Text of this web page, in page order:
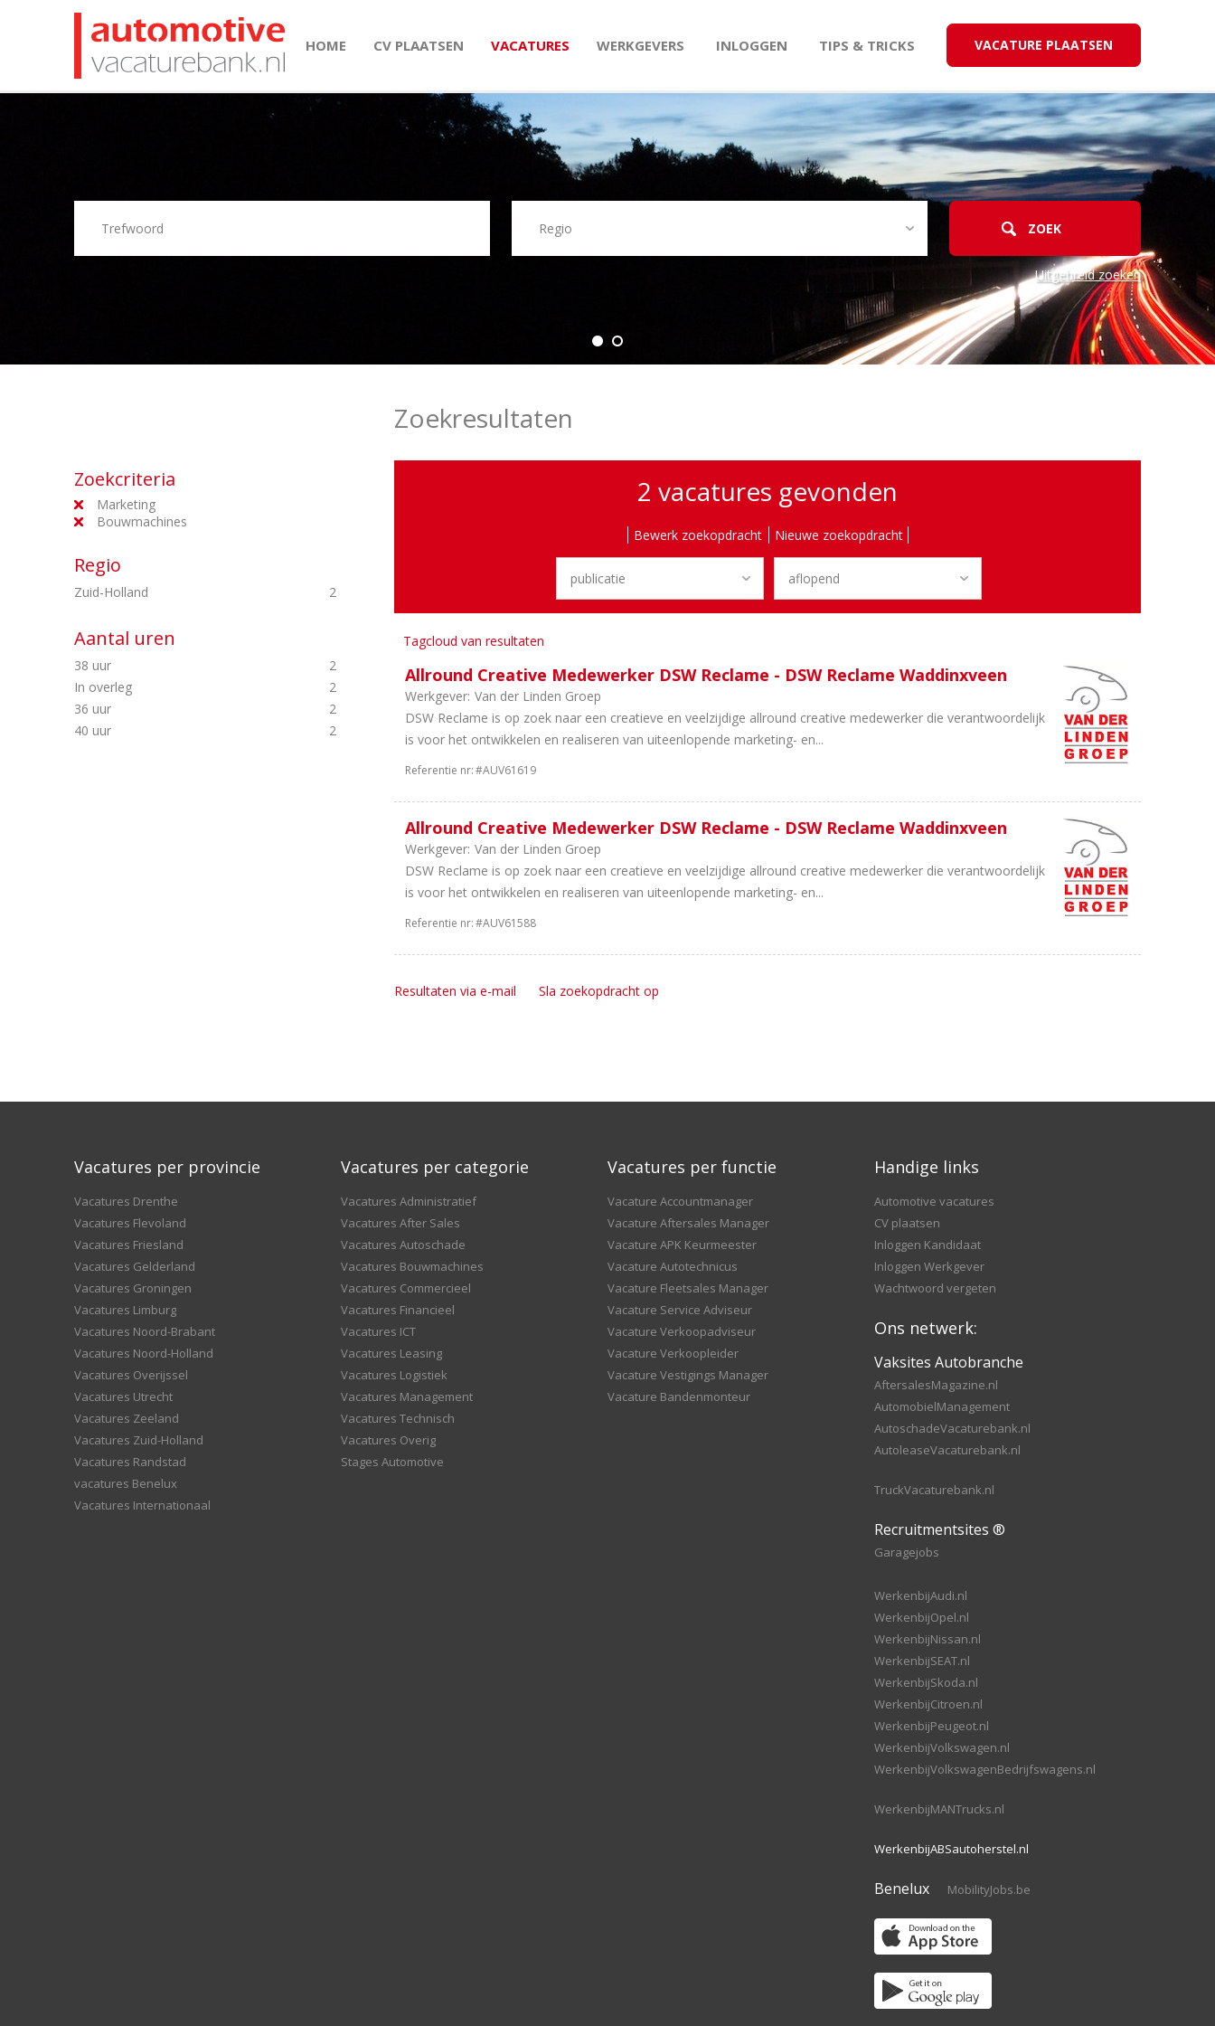
HOME CV PLAATSEN VACATURES WERKGEVERS INLOGGEN TIPS & TRICKS VACATURE PLAATSEN
Uitgebreid zoeken
Zoekcriteria
Marketing
Bouwmachines
Regio
Zuid-Holland 2
Aantal uren
38 uur
2
In overleg
2
36 uur
2
40 uur
2
Zoekresultaten
2 vacatures gevonden
Bewerk zoekopdracht Nieuwe zoekopdracht
Tagcloud van resultaten
Allround Creative Medewerker DSW Reclame - DSW Reclame Waddinxveen
Werkgever: Van der Linden Groep
DSW Reclame is op zoek naar een creatieve en veelzijdige allround creative medewerker die verantwoordelijk
is voor het ontwikkelen en realiseren van uiteenlopende marketing- en...
Referentie nr:#AUV61619
Allround Creative Medewerker DSW Reclame - DSW Reclame Waddinxveen
Werkgever: Van der Linden Groep
DSW Reclame is op zoek naar een creatieve en veelzijdige allround creative medewerker die verantwoordelijk
is voor het ontwikkelen en realiseren van uiteenlopende marketing- en...
Referentie nr:#AUV61588
Resultaten via e-mail Sla zoekopdracht op
Vacatures per provincie
Vacatures Drenthe
Vacatures Flevoland
Vacatures Friesland
Vacatures Gelderland
Vacatures Groningen
Vacatures Limburg
Vacatures Noord-Brabant
Vacatures Noord-Holland
Vacatures Overijssel
Vacatures Utrecht
Vacatures Zeeland
Vacatures Zuid-Holland
Vacatures Randstad
vacatures Benelux
Vacatures Internationaal
Vacatures per categorie
Vacatures Administratief
Vacatures After Sales
Vacatures Autoschade
Vacatures Bouwmachines
Vacatures Commercieel
Vacatures Financieel
Vacatures ICT
Vacatures Leasing
Vacatures Logistiek
Vacatures Management
Vacatures Technisch
Vacatures Overig
Stages Automotive
Vacatures per functie
Vacature Accountmanager
Vacature Aftersales Manager
Vacature APK Keurmeester
Vacature Autotechnicus
Vacature Fleetsales Manager
Vacature Service Adviseur
Vacature Verkoopadviseur
Vacature Verkoopleider
Vacature Vestigings Manager
Vacature Bandenmonteur
Handige links
Automotive vacatures
CV plaatsen
Inloggen Kandidaat
Inloggen Werkgever
Wachtwoord vergeten
Ons netwerk:
Vaksites Autobranche
AftersalesMagazine.nl
AutomobielManagement
AutoschadeVacaturebank.nl
AutoleaseVacaturebank.nl
TruckVacaturebank.nl
Recruitmentsites ®
Garagejobs
WerkenbijAudi.nl
WerkenbijOpel.nl
WerkenbijNissan.nl
WerkenbijSEAT.nl
WerkenbijSkoda.nl
WerkenbijCitroen.nl
WerkenbijPeugeot.nl
WerkenbijVolkswagen.nl
WerkenbijVolkswagenBedrijfswagens.nl
WerkenbijMANTrucks.nl
WerkenbijABSautoherstel.nl
Benelux MobilityJobs.be